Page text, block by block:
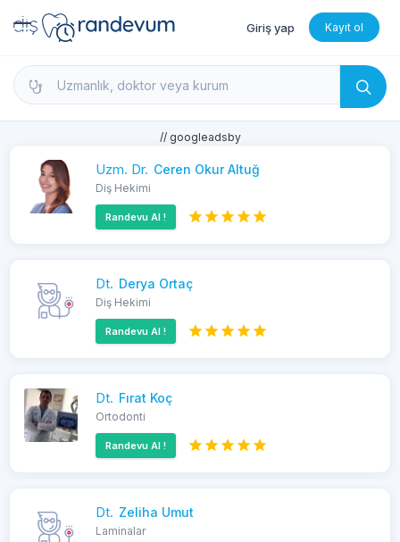
dishekimleri.net - Diş Hekimi Bul, Yorumları İncele
Giriş yap Kayıt ol
// googleadsby
Uzm. Dr. Ceren Okur Altuğ
Diş Hekimi
Randevu Al !
Dt. Derya Ortaç
Diş Hekimi
Randevu Al !
Dt. Fırat Koç
Ortodonti
Randevu Al !
Dt. Zeliha Umut
Laminalar